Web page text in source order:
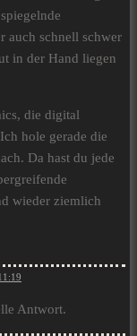
auch schnell schwer
in der Hand liegen
die digital
hole gerade die
Da hast du jede
wieder ziemlich
Antwort.